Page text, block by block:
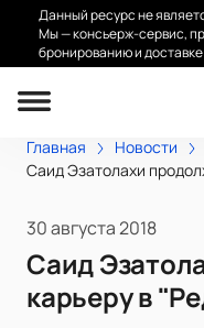
Данный ресурс не
Мы — консьерж-сервис,
бронированию и
Главная
Новости
Саид Эзатолахи
30 августа 2018
Саид
карьеру в